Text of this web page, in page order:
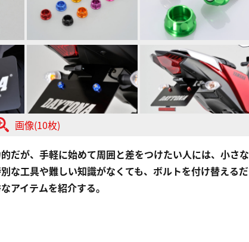
画像(10枚)
だが、手軽に始めて周囲と差をつけたい人には、小さな
な工具や難しい知識がなくても、ボルトを付け替えるだ
アイテムを紹介する。